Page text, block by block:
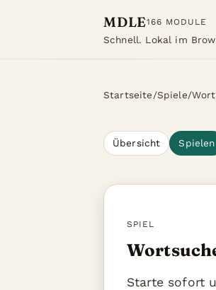
MDLE166 MODULE
Schnell. Lokal im
Startseite/Spiele/
Übersicht Spielen
SPIEL
Starte sofort